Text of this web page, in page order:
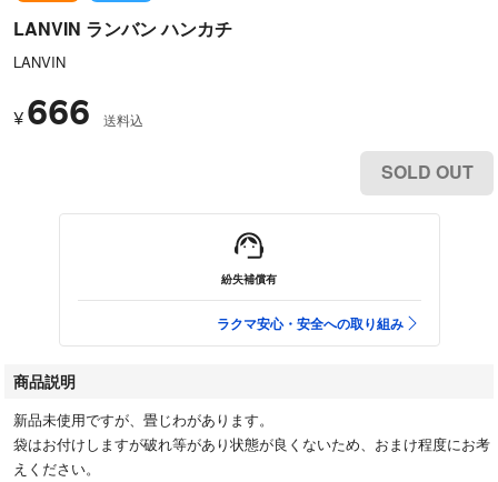
LANVIN ランバン ハンカチ
LANVIN
¥ 666 送料込
SOLD OUT
紛失補償有
ラクマ安心・安全への取り組み
商品説明
新品未使用ですが、畳じわがあります。
袋はお付けしますが破れ等があり状態が良くないため、おまけ程度にお考
えください。